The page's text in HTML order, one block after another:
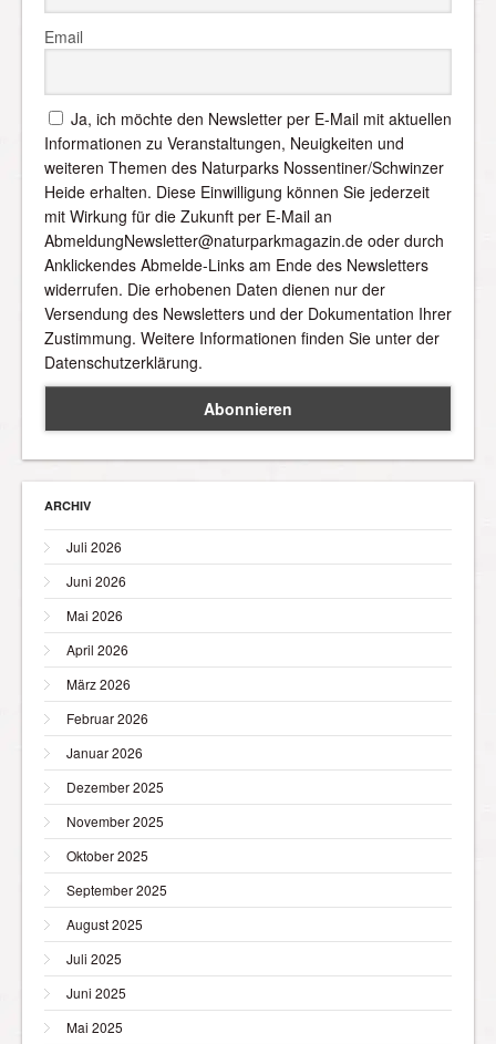
Email
Ja, ich möchte den Newsletter per E-Mail mit aktuellen
Informationen zu Veranstaltungen, Neuigkeiten und
weiteren Themen des Naturparks Nossentiner/Schwinzer
Heide erhalten. Diese Einwilligung können Sie jederzeit
mit Wirkung für die Zukunft per E-Mail an
AbmeldungNewsletter@naturparkmagazin.de oder durch
Anklickendes Abmelde-Links am Ende des Newsletters
widerrufen. Die erhobenen Daten dienen nur der
Versendung des Newsletters und der Dokumentation Ihrer
Zustimmung. Weitere Informationen finden Sie unter der
Datenschutzerklärung.
ARCHIV
Juli 2026
Juni 2026
Mai 2026
April 2026
März 2026
Februar 2026
Januar 2026
Dezember 2025
November 2025
Oktober 2025
September 2025
August 2025
Juli 2025
Juni 2025
Mai 2025